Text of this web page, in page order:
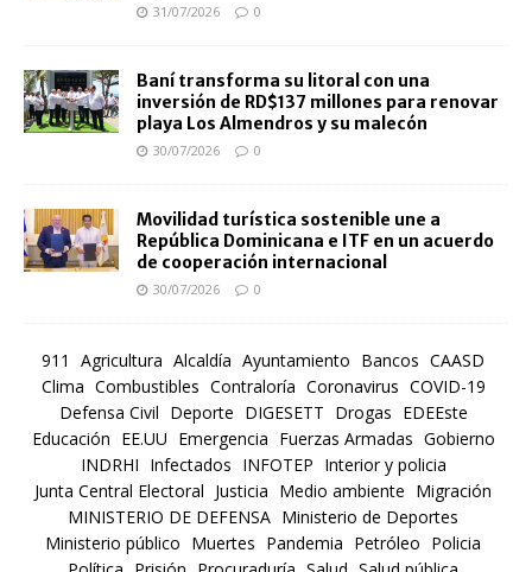
31/07/2026 0
Baní transforma su litoral con una
inversión de RD$137 millones para renovar
playa Los Almendros y su malecón
30/07/2026 0
Movilidad turística sostenible une a
República Dominicana e ITF en un acuerdo
de cooperación internacional
30/07/2026 0
911 Agricultura Alcaldía Ayuntamiento Bancos CAASD
Clima Combustibles Contraloría Coronavirus COVID-19
Defensa Civil Deporte DIGESETT Drogas EDEEste
Educación EE.UU Emergencia Fuerzas Armadas Gobierno
INDRHI Infectados INFOTEP Interior y policia
Junta Central Electoral Justicia Medio ambiente Migración
MINISTERIO DE DEFENSA Ministerio de Deportes
Ministerio público Muertes Pandemia Petróleo Policia